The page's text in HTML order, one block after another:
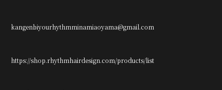
kangenbiyourhythmminamiaoyama@gmail.com
https://shop.rhythmhairdesign.com/products/list